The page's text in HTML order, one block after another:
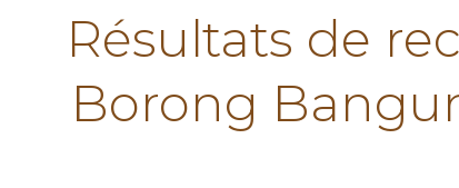
Résultats de
Borong